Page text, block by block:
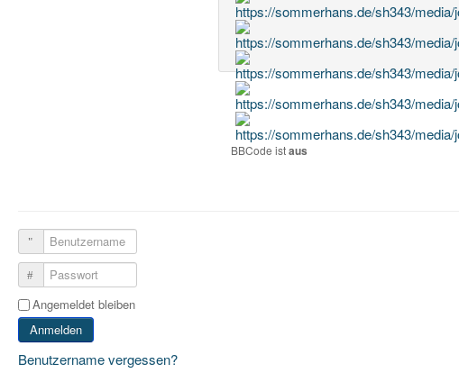
BBCode istaus
Benutzername
Passwort
Angemeldet bleiben
Anmelden
Benutzername vergessen?